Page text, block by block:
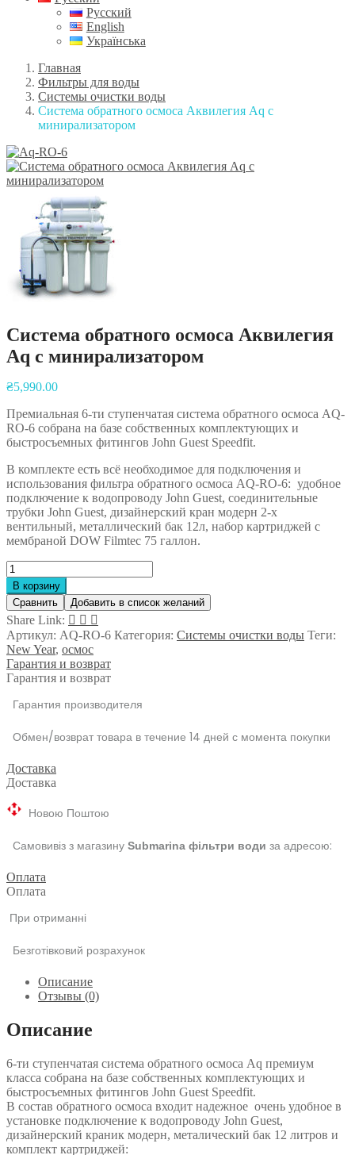
Русский
English
Українська
Главная
Фильтры для воды
Системы очистки воды
Система обратного осмоса Аквилегия Aq c
минирализатором
Система обратного осмоса Аквилегия
Aq c минирализатором
Навигация
по
записям
₴5,990.00
Премиальная 6-ти ступенчатая система обратного осмоса AQ-
RO-6 собрана на базе собственных комплектующих и
быстросъемных фитингов John Guest Speedfit.
В комплекте есть всё необходимое для подключения и
использования фильтра обратного осмоса AQ-RO-6: удобное
подключение к водопроводу John Guest, соединительные
трубки John Guest, дизайнерский кран модерн 2-х
вентильный, металлический бак 12л, набор картриджей с
мембраной DOW Filmtec 75 галлон.
Количество
товара
Система
обратного
осмоса
Аквилегия
Aq
c
минирализатором
В корзину
Сравнить
Добавить в список желаний
Share Link:
Артикул: AQ-RO-6 Категория: Системы очистки воды Теги:
New Year, осмос
Гарантия и возврат
Гарантия и возврат
Гарантия производителя
Обмен/возврат товара в течение 14 дней с момента покупки
Доставка
Доставка
Новою Поштою
Самовивіз з магазину Submarina фільтри води за адресою:
Оплата
Оплата
При отриманні
Безготівковий розрахунок
Описание
Отзывы (0)
Описание
6-ти ступенчатая система обратного осмоса Aq премиум
класса собрана на базе собственных комплектующих и
быстросъемных фитингов John Guest Speedfit.
В состав обратного осмоса входит надежное очень удобное в
установке подключение к водопроводу John Guest,
дизайнерский краник модерн, металический бак 12 литров и
комплект картриджей: